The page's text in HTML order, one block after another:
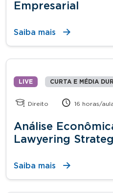
Empresarial
Saiba mais
LIVE CURTA E MÉDIA
Direito 16 horas/
Análise
Lawyering
Saiba mais